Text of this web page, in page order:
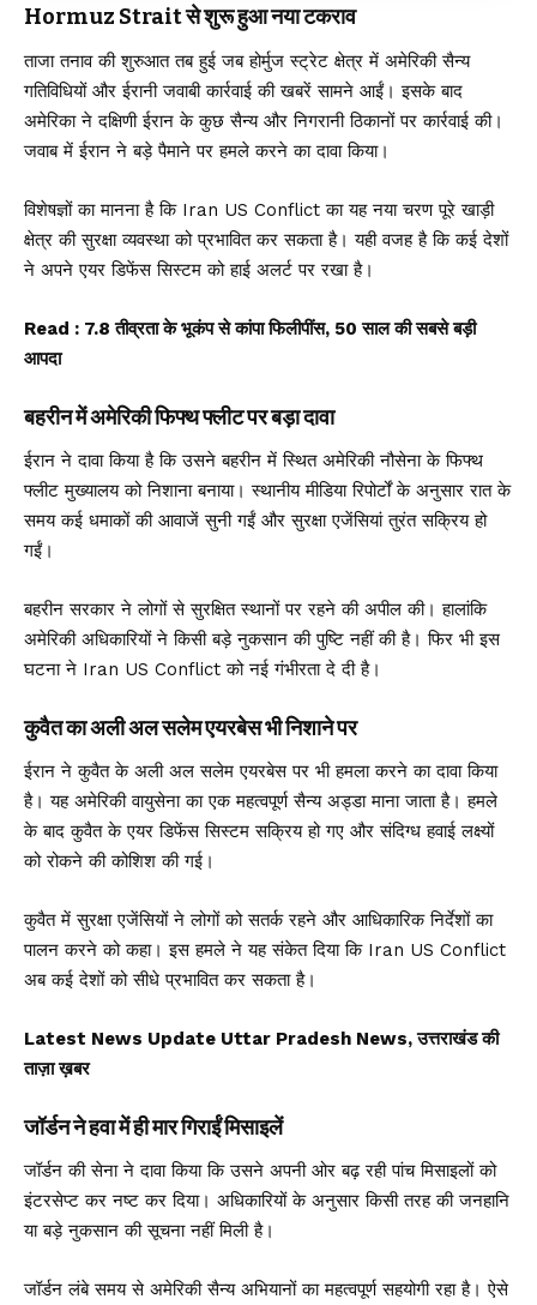
Hormuz Strait से शुरू हुआ नया टकराव
ताजा तनाव की शुरुआत तब हुई जब होर्मुज स्ट्रेट क्षेत्र में अमेरिकी सैन्य
गतिविधियों और ईरानी जवाबी कार्रवाई की खबरें सामने आईं। इसके बाद
अमेरिका ने दक्षिणी ईरान के कुछ सैन्य और निगरानी ठिकानों पर कार्रवाई की।
जवाब में ईरान ने बड़े पैमाने पर हमले करने का दावा किया।
विशेषज्ञों का मानना है कि Iran US Conflict का यह नया चरण पूरे खाड़ी
क्षेत्र की सुरक्षा व्यवस्था को प्रभावित कर सकता है। यही वजह है कि कई देशों
ने अपने एयर डिफेंस सिस्टम को हाई अलर्ट पर रखा है।
Read : 7.8 तीव्रता के भूकंप से कांपा फिलीपींस, 50 साल की सबसे बड़ी
आपदा
बहरीन में अमेरिकी फिफ्थ फ्लीट पर बड़ा दावा
ईरान ने दावा किया है कि उसने बहरीन में स्थित अमेरिकी नौसेना के फिफ्थ
फ्लीट मुख्यालय को निशाना बनाया। स्थानीय मीडिया रिपोर्टों के अनुसार रात के
समय कई धमाकों की आवाजें सुनी गईं और सुरक्षा एजेंसियां तुरंत सक्रिय हो
गईं।
बहरीन सरकार ने लोगों से सुरक्षित स्थानों पर रहने की अपील की। हालांकि
अमेरिकी अधिकारियों ने किसी बड़े नुकसान की पुष्टि नहीं की है। फिर भी इस
घटना ने Iran US Conflict को नई गंभीरता दे दी है।
कुवैत का अली अल सलेम एयरबेस भी निशाने पर
ईरान ने कुवैत के अली अल सलेम एयरबेस पर भी हमला करने का दावा किया
है। यह अमेरिकी वायुसेना का एक महत्वपूर्ण सैन्य अड्डा माना जाता है। हमले
के बाद कुवैत के एयर डिफेंस सिस्टम सक्रिय हो गए और संदिग्ध हवाई लक्ष्यों
को रोकने की कोशिश की गई।
कुवैत में सुरक्षा एजेंसियों ने लोगों को सतर्क रहने और आधिकारिक निर्देशों का
पालन करने को कहा। इस हमले ने यह संकेत दिया कि Iran US Conflict
अब कई देशों को सीधे प्रभावित कर सकता है।
Latest News Update Uttar Pradesh News, उत्तराखंड की
ताज़ा ख़बर
जॉर्डन ने हवा में ही मार गिराईं मिसाइलें
जॉर्डन की सेना ने दावा किया कि उसने अपनी ओर बढ़ रही पांच मिसाइलों को
इंटरसेप्ट कर नष्ट कर दिया। अधिकारियों के अनुसार किसी तरह की जनहानि
या बड़े नुकसान की सूचना नहीं मिली है।
जॉर्डन लंबे समय से अमेरिकी सैन्य अभियानों का महत्वपूर्ण सहयोगी रहा है। ऐसे